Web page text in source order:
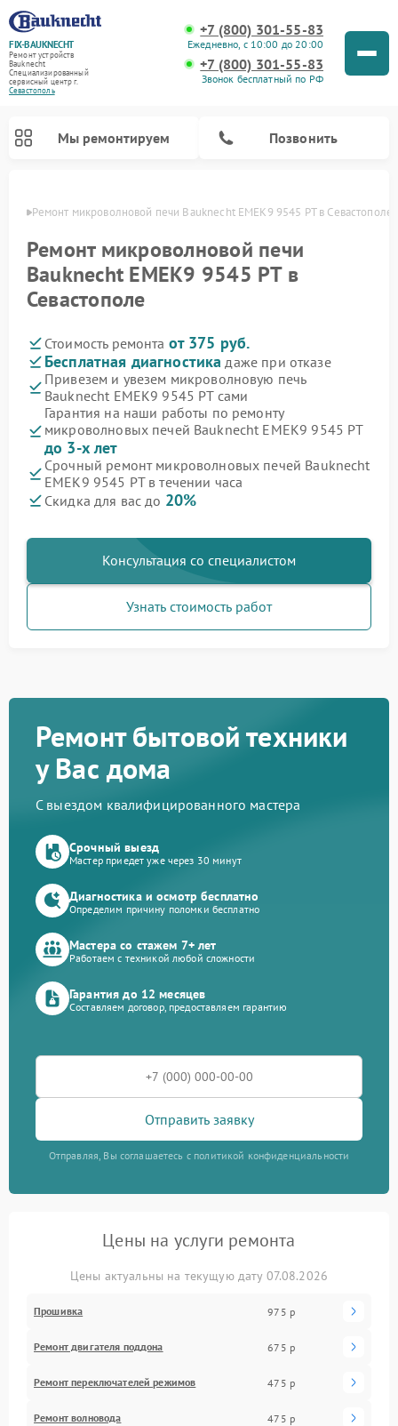
FIX-BAUKNECHT
Ремонт устройств
Bauknecht
Специализированный
cервисный центр г.
Севастополь
+7 (800) 301-55-83
Ежедневно, с 10:00 до 20:00
+7 (800) 301-55-83
Звонок бесплатный по РФ
Мы ремонтируем Позвонить
Ремонт микроволновой печи Bauknecht EMEK9 9545 PT в Севастополе
Ремонт микроволновой печи
Bauknecht EMEK9 9545 PT в
Севастополе
Стоимость ремонта от 375 руб.
Бесплатная диагностика даже при отказе
Привезем и увезем микроволновую печь
Bauknecht EMEK9 9545 PT сами
Гарантия на наши работы по ремонту
микроволновых печей Bauknecht EMEK9 9545 PT
до 3-х лет
Срочный ремонт микроволновых печей Bauknecht
EMEK9 9545 PT в течении часа
Скидка для вас до 20%
Консультация со специалистом
Узнать стоимость работ
Ремонт бытовой техники
у Вас дома
С выездом квалифицированного мастера
Срочный выезд
Мастер приедет уже через 30 минут
Диагностика и осмотр бесплатно
Определим причину поломки бесплатно
Мастера со стажем 7+ лет
Работаем с техникой любой сложности
Гарантия до 12 месяцев
Составляем договор, предоставляем гарантию
Отправить заявку
Отправляя, Вы соглашаетесь с политикой конфиденциальности
Цены на услуги ремонта
Цены актуальны на текущую дату 07.08.2026
Прошивка 975 р
Ремонт двигателя поддона 675 р
Ремонт переключателей режимов 475 р
Ремонт волновода 475 р